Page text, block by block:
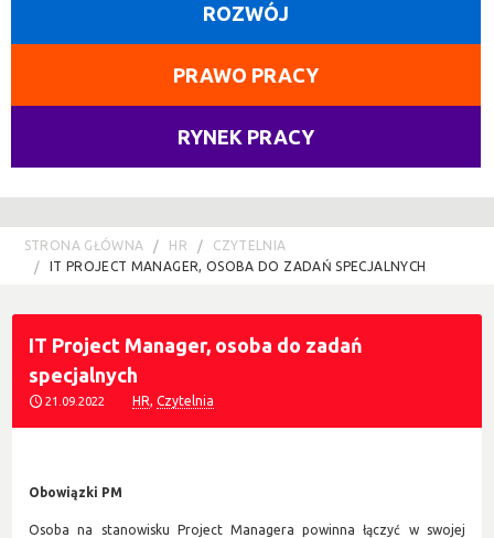
ROZWÓJ
PRAWO PRACY
RYNEK PRACY
STRONA GŁÓWNA HR
CZYTELNIA
IT PROJECT MANAGER, OSOBA DO ZADAŃ SPECJALNYCH
IT Project Manager, osoba do zadań
specjalnych
21.09.2022 HR,Czytelnia
Obowiązki PM
Osoba na stanowisku Project Managera powinna łączyć w swojej